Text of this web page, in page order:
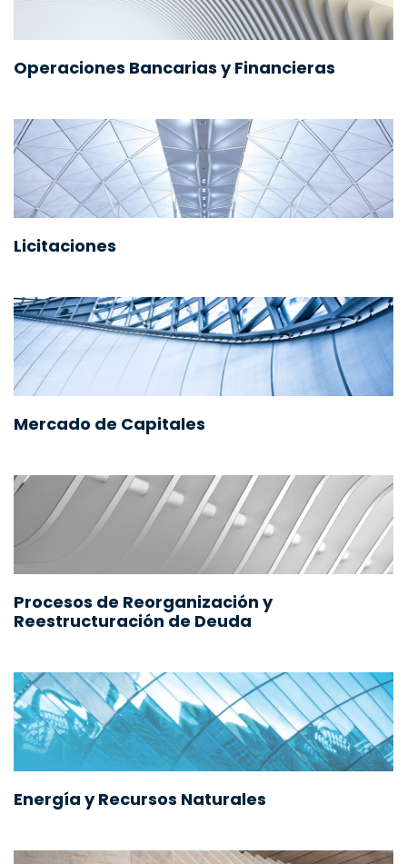
Operaciones Bancarias y Financieras
Licitaciones
Mercado de Capitales
Procesos de Reorganización y
Reestructuración de Deuda
Energía y Recursos Naturales